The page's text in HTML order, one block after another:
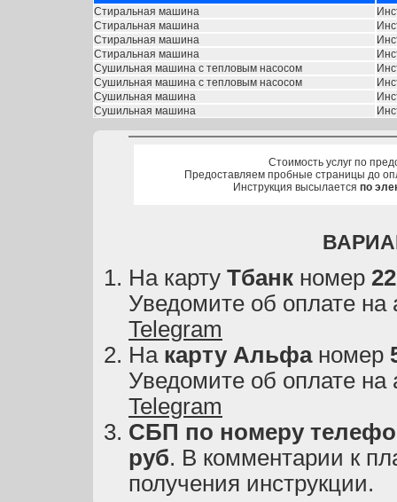
Стиральная машина
Стиральная машина
Стиральная машина
Стиральная машина
Сушильная машина с тепловым насосом
Сушильная машина с тепловым насосом
Сушильная машина
Сушильная машина
Стоимость услуг по
Предоставляем пробные страницы до
Инструкция высылается по
На карту Тбанк номер
Уведомите об оплате на
Telegram
На карту Альфаномер
Уведомите об оплате на
Telegram
СБП по номеру
руб. В комментарии к
получения инструкции.